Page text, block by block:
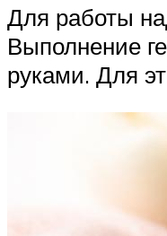
Для работы
Выполнение
руками. Для